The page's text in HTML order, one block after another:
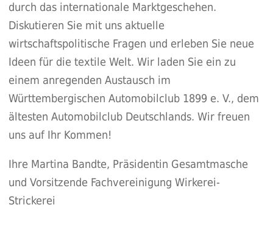
durch das internationale Marktgeschehen.
Diskutieren Sie mit uns aktuelle
wirtschaftspolitische Fragen und erleben Sie neue
Ideen für die textile Welt. Wir laden Sie ein zu
einem anregenden Austausch im
Württembergischen Automobilclub 1899 e. V., dem
ältesten Automobilclub Deutschlands. Wir freuen
uns auf Ihr Kommen!
Ihre Martina Bandte, Präsidentin Gesamtmasche
und Vorsitzende Fachvereinigung Wirkerei-
Strickerei